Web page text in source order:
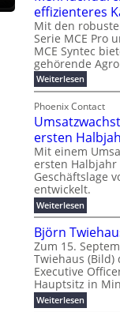
d
e
r
u
n
g
b
r
a
u
c
h
t
m
e
h
r
T
e
m
p
o
E
n
e
r
g
y
H
u
b
f
ü
r
m
o
d
e
r
n
e
E
n
i
c
k
e
l
t
e
N
H
-
S
i
c
h
e
r
u
n
g
s
l
k
o
r
d
b
e
t
e
i
l
i
g
u
n
g
b
e
i
m
2
0
2
effizienteres
Mit den
Serie MCE Pro
MCE Syntec
gehörende
Weiterlesen:
M
h
r
f
a
c
h
d
u
r
c
h
f
ü
h
u
n
g
Phoenix Contact
ersten
Mit einem
ersten Halbjahr
Geschäftslage
entwickelt.
Weiterlesen:
U
m
s
a
z
w
a
c
Björn
Zum 15.
Twiehaus (Bild)
Executive
Hauptsitz in
Weiterlesen: